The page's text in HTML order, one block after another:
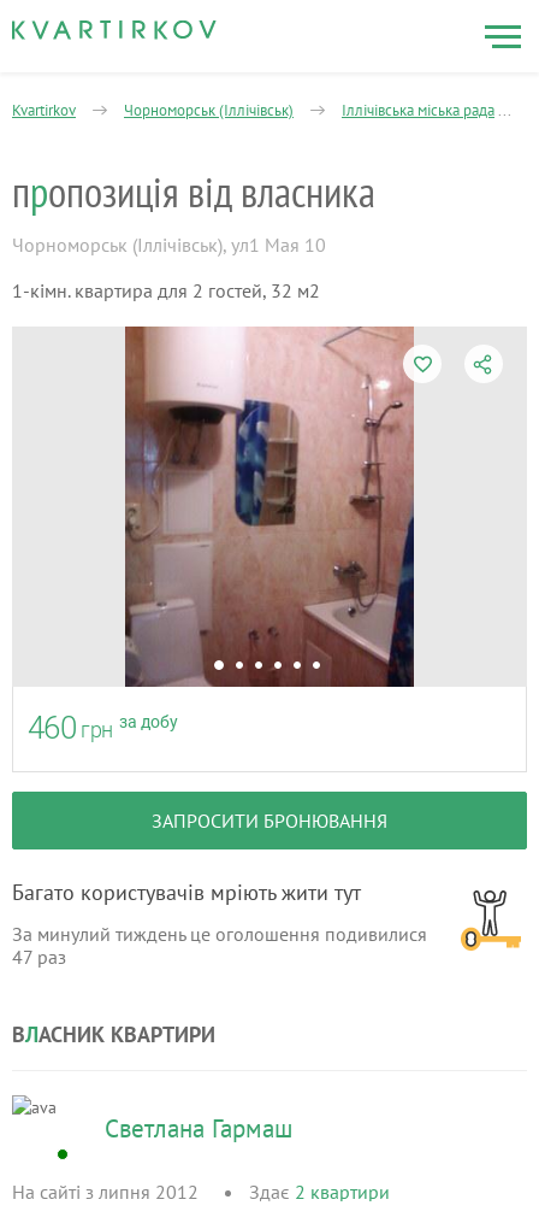
Kvartirkov Чорноморськ (Іллічівськ) Іллічівська міська рада
пропозиція від власника
Чорноморськ (Іллічівськ), ул1 Мая 10
1-кімн. квартира для 2 гостей, 32 м2
460 грн за добу
ЗАПРОСИТИ БРОНЮВАННЯ
Багато користувачів мріють жити тут
За минулий тиждень це оголошення подивилися
47 раз
ВЛАСНИК КВАРТИРИ
Светлана Гармаш
На сайті з липня 2012 Здає 2 квартири